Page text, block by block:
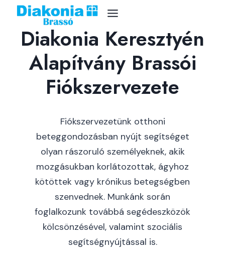
content
2014-től / Brassó megye
Diakonia Keresztyén
Alapítvány Brassói
Fiókszervezete
Fiókszervezetünk otthoni
beteggondozásban nyújt segítséget
olyan rászoruló személyeknek, akik
mozgásukban korlátozottak, ágyhoz
kötöttek vagy krónikus betegségben
szenvednek. Munkánk során
foglalkozunk továbbá segédeszközök
kölcsönzésével, valamint szociális
segítségnyújtással is.